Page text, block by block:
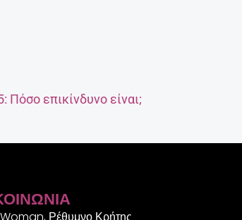
Πόσο επικίνδυνο είναι;